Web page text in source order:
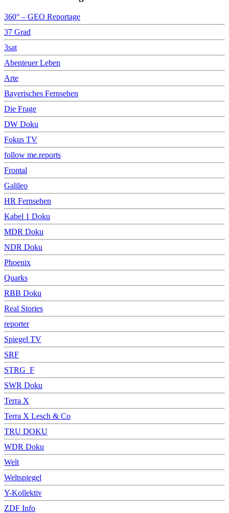
360° – GEO Reportage
37 Grad
3sat
Abenteuer Leben
Arte
Bayerisches Fernsehen
Die Frage
DW Doku
Fokus TV
follow me.reports
Frontal
Galileo
HR Fernsehen
Kabel 1 Doku
MDR Doku
NDR Doku
Phoenix
Quarks
RBB Doku
Real Stories
reporter
Spiegel TV
SRF
STRG_F
SWR Doku
Terra X
Terra X Lesch & Co
TRU DOKU
WDR Doku
Welt
Weltspiegel
Y-Kollektiv
ZDF Info